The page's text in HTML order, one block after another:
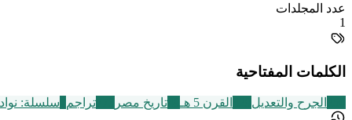
عدد المجلدات
1
الكلمات المفتاحية
الجرح والتعديل القرن 5 هـ تاريخ مصر تراجم سلسلة: